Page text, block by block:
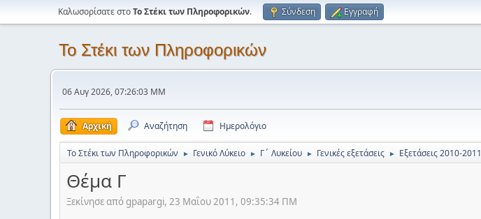
Καλωσορίσατε στοΤο Στέκι των Πληροφορικών. Σύνδεση Εγγραφή
Το Στέκι των Πληροφορικών
06 Αυγ 2026, 07:26:03 ΜΜ
Αρχική Αναζήτηση Ημερολόγιο
Το Στέκι των Πληροφορικών ► Γενικό Λύκειο ► Γ΄ Λυκείου ► Γενικές εξετάσεις ► Εξετάσεις 2010-2011
Θέμα Γ
Ξεκίνησε από gpapargi, 23 Μαΐου 2011, 09:35:34 ΠΜ